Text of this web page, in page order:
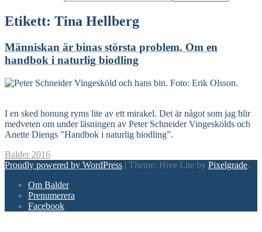
Etikett: Tina Hellberg
Människan är binas största problem. Om en
handbok i naturlig biodling
I en sked honung ryms lite av ett mirakel. Det är något som jag blir
medveten om under läsningen av Peter Schneider Vingeskölds och
Anette Diengs ”Handbok i naturlig biodling”.
Balder 2016
Proudly powered by WordPress | Theme: Hive Lite by Pixelgrade.
Footer
navigation
Om Balder
Prenumerera
Facebook